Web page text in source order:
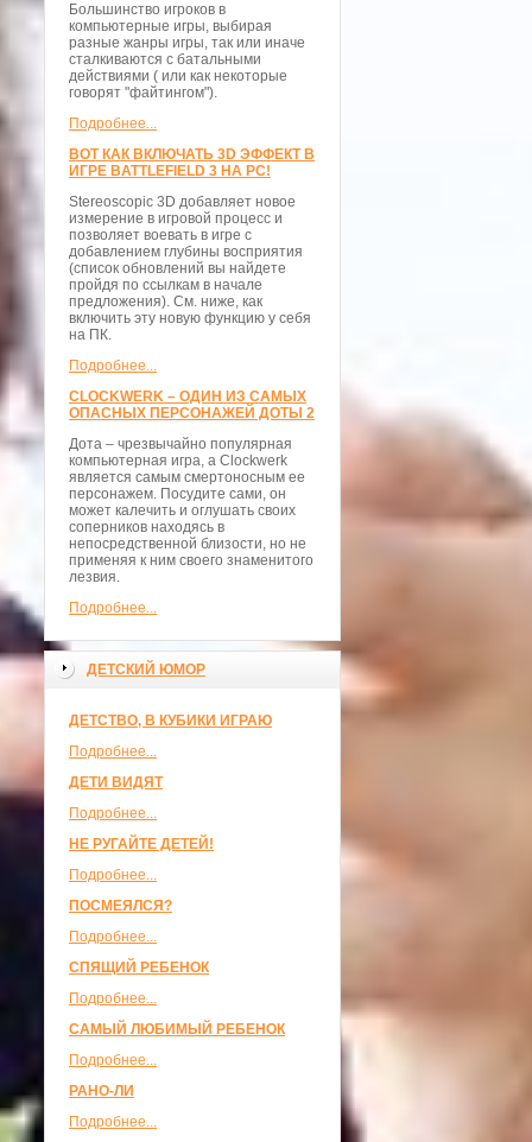
Большинство игроков в
компьютерные игры, выбирая
разные жанры игры, так или иначе
сталкиваются с батальными
действиями ( или как некоторые
говорят "файтингом").
Подробнее...
ВОТ КАК ВКЛЮЧАТЬ 3D ЭФФЕКТ В
ИГРЕ BATTLEFIELD 3 НА PC!
Stereoscopic 3D добавляет новое
измерение в игровой процесс и
позволяет воевать в игре с
добавлением глубины восприятия
(список обновлений вы найдете
пройдя по ссылкам в начале
предложения). См. ниже, как
включить эту новую функцию у себя
на ПК.
Подробнее...
CLOCKWERK – ОДИН ИЗ САМЫХ
ОПАСНЫХ ПЕРСОНАЖЕЙ ДОТЫ 2
Дота – чрезвычайно популярная
компьютерная игра, а Clockwerk
является самым смертоносным ее
персонажем. Посудите сами, он
может калечить и оглушать своих
соперников находясь в
непосредственной близости, но не
применяя к ним своего знаменитого
лезвия.
Подробнее...
ДЕТСКИЙ ЮМОР
ДЕТСТВО, В КУБИКИ ИГРАЮ
Подробнее...
ДЕТИ ВИДЯТ
Подробнее...
НЕ РУГАЙТЕ ДЕТЕЙ!
Подробнее...
ПОСМЕЯЛСЯ?
Подробнее...
СПЯЩИЙ РЕБЕНОК
Подробнее...
САМЫЙ ЛЮБИМЫЙ РЕБЕНОК
Подробнее...
РАНО-ЛИ
Подробнее...